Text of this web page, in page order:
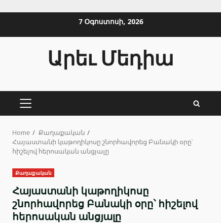
7 Օգոստոսի, 2026
Արեւ Մեդիա
PRIMARY
Home
Քաղաքական
Հայաստանի կաթողիկոսը շնորհավորեց Բանակի օրը՝
հիշելով հերոսական անցյալը
Քաղաքական
Հայաստանի կաթողիկոսը
շնորհավորեց Բանակի օրը՝ հիշելով
հերոսական անցյալը